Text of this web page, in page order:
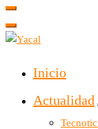
Yacal micro hosting
Inicio
Actualidad